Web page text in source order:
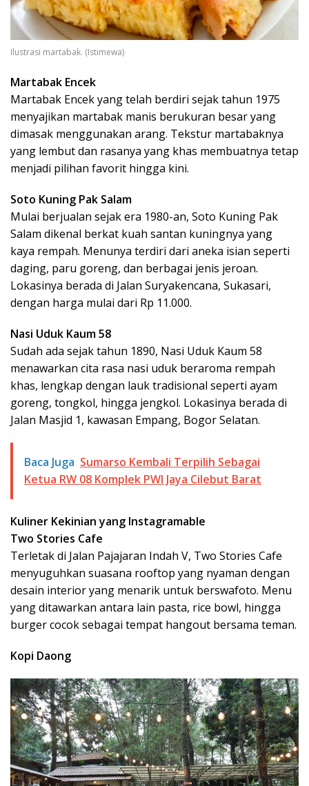
Ilustrasi martabak. (Istimewa)
Martabak Encek
Martabak Encek yang telah berdiri sejak tahun 1975
menyajikan martabak manis berukuran besar yang
dimasak menggunakan arang. Tekstur martabaknya
yang lembut dan rasanya yang khas membuatnya tetap
menjadi pilihan favorit hingga kini.
Soto Kuning Pak Salam
Mulai berjualan sejak era 1980-an, Soto Kuning Pak
Salam dikenal berkat kuah santan kuningnya yang
kaya rempah. Menunya terdiri dari aneka isian seperti
daging, paru goreng, dan berbagai jenis jeroan.
Lokasinya berada di Jalan Suryakencana, Sukasari,
dengan harga mulai dari Rp 11.000.
Nasi Uduk Kaum 58
Sudah ada sejak tahun 1890, Nasi Uduk Kaum 58
menawarkan cita rasa nasi uduk beraroma rempah
khas, lengkap dengan lauk tradisional seperti ayam
goreng, tongkol, hingga jengkol. Lokasinya berada di
Jalan Masjid 1, kawasan Empang, Bogor Selatan.
Baca Juga Sumarso Kembali Terpilih Sebagai
Ketua RW 08 Komplek PWI Jaya Cilebut Barat
Kuliner Kekinian yang Instagramable
Two Stories Cafe
Terletak di Jalan Pajajaran Indah V, Two Stories Cafe
menyuguhkan suasana rooftop yang nyaman dengan
desain interior yang menarik untuk berswafoto. Menu
yang ditawarkan antara lain pasta, rice bowl, hingga
burger cocok sebagai tempat hangout bersama teman.
Kopi Daong